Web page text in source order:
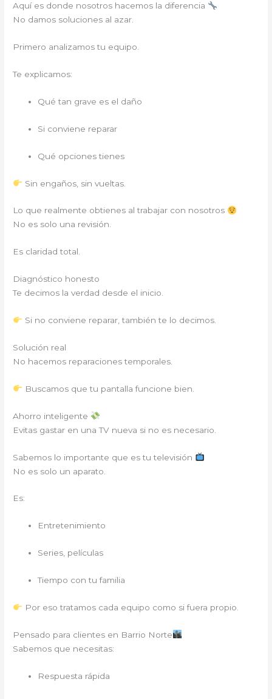
Aquí es donde nosotros hacemos la diferencia
No damos soluciones al azar.
Primero analizamos tu equipo.
Te explicamos:
Qué tan grave es el daño
Si conviene reparar
Qué opciones tienes
Sin engaños, sin vueltas.
Lo que realmente obtienes al trabajar con nosotros
No es solo una revisión.
Es claridad total.
Diagnóstico honesto
Te decimos la verdad desde el inicio.
Si no conviene reparar, también te lo decimos.
Solución real
No hacemos reparaciones temporales.
Buscamos que tu pantalla funcione bien.
Ahorro inteligente
Evitas gastar en una TV nueva si no es necesario.
Sabemos lo importante que es tu televisión
No es solo un aparato.
Es:
Entretenimiento
Series, películas
Tiempo con tu familia
Por eso tratamos cada equipo como si fuera propio.
Pensado para clientes en Barrio Norte
Sabemos que necesitas:
Respuesta rápida